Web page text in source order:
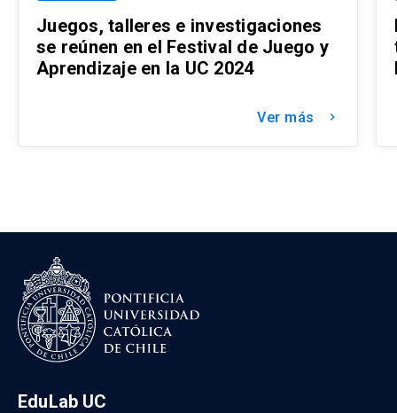
Juegos, talleres e investigaciones
se reúnen en el Festival de Juego y
Aprendizaje en la UC 2024
Ver más keyboard_arrow_right
EduLab UC